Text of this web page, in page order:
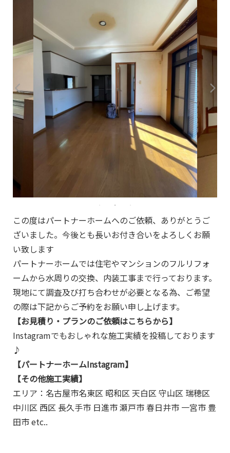
この度はパートナーホームへのご依頼、ありがとうご
ざいました。今後とも長いお付き合いをよろしくお願
い致します
パートナーホームでは住宅やマンションのフルリフォ
ームから水周りの交換、内装工事まで行っております。
現地にて調査及び打ち合わせが必要となる為、ご希望
の際は下記からご予約をお願い申し上げます。
【お見積り・プランのご依頼はこちらから】
Instagramでもおしゃれな施工実績を投稿しております
♪
【パートナーホームInstagram】
【その他施工実績】
エリア：名古屋市名東区 昭和区 天白区 守山区 瑞穂区
中川区 西区 長久手市 日進市 瀬戸市 春日井市 一宮市 豊
田市 etc..